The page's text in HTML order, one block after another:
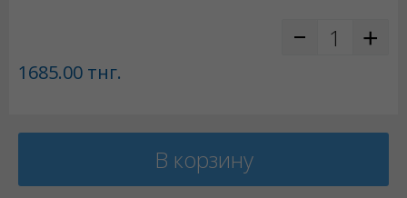
1685.00 тнг.
В корзину